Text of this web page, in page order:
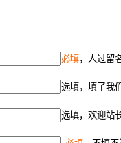
必填，人过留
选填，填了我
选填，欢迎站